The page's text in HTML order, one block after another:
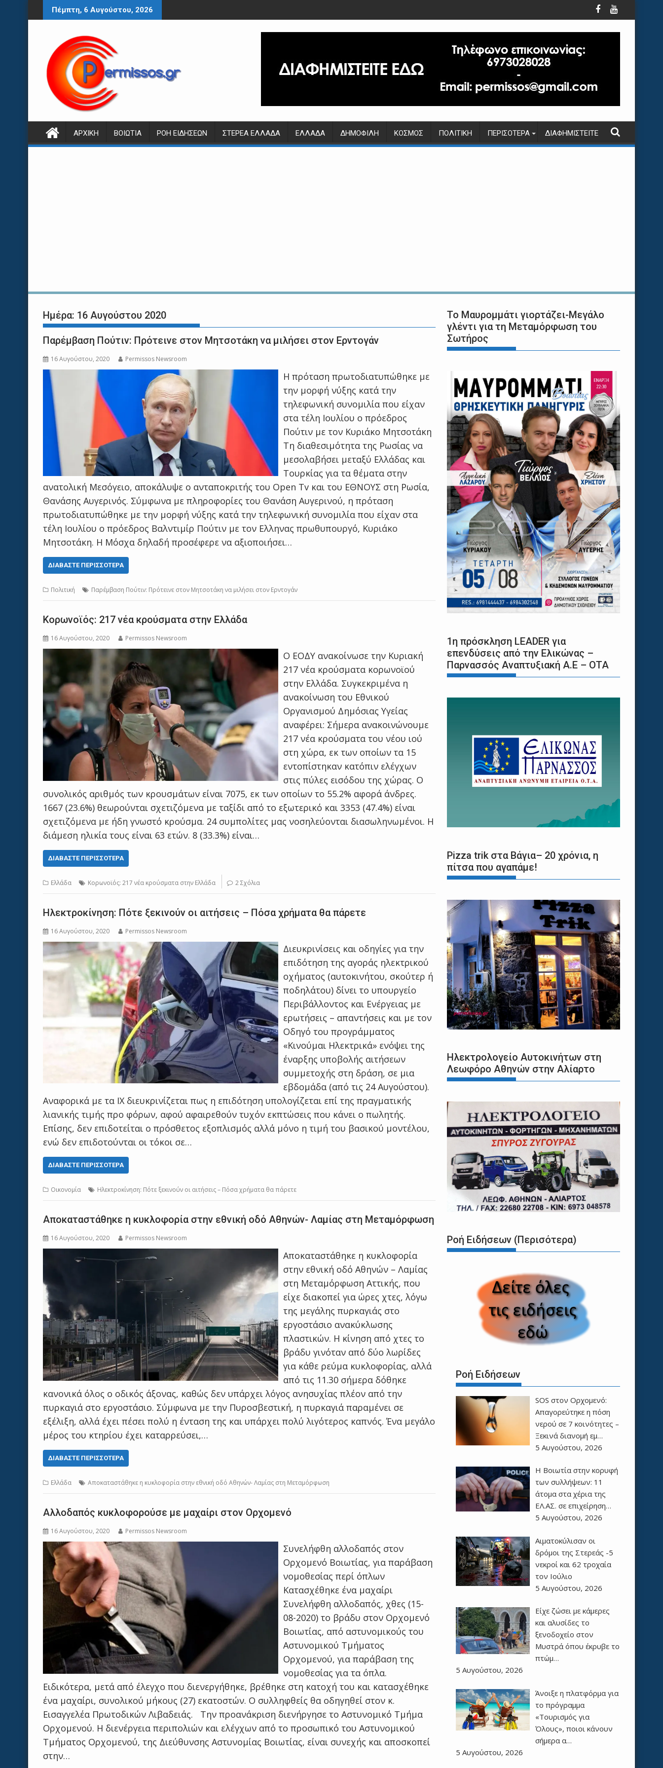
Περάστε
στο
Πέμπτη, 6 Αυγούστου, 2026
ΑΡΧΙΚΉ ΒΟΙΩΤΊΑ ΡΟΉ ΕΙΔΉΣΕΩΝ ΣΤΕΡΕΆ ΕΛΛΆΔΑ ΕΛΛΆΔΑ ΔΗΜΟΦΙΛΉ ΚΌΣΜΟΣ ΠΟΛΙΤΙΚΉ ΠΕΡΙΣΌΤΕΡΑ ΔΙΑΦΗΜΙΣΤΕΊΤΕ
Ημέρα: 16 Αυγούστου 2020
Παρέμβαση Πούτιν: Πρότεινε στον Μητσοτάκη να μιλήσει στον Ερντογάν
16 Αυγούστου, 2020 Permissos Newsroom
H πρόταση πρωτοδιατυπώθηκε με
την μορφή νύξης κατά την
τηλεφωνική συνομιλία που είχαν
στα τέλη Ιουλίου ο πρόεδρος
Πούτιν με τον Κυριάκο Μητσοτάκη
Τη διαθεσιμότητα της Ρωσίας να
μεσολαβήσει μεταξύ Ελλάδας και
Τουρκίας για τα θέματα στην
ανατολική Μεσόγειο, αποκάλυψε ο ανταποκριτής του Open Tv και του ΕΘΝΟΥΣ στη Ρωσία,
Θανάσης Αυγερινός. Σύμφωνα με πληροφορίες του Θανάση Αυγερινού, η πρόταση
πρωτοδιατυπώθηκε με την μορφή νύξης κατά την τηλεφωνική συνομιλία που είχαν στα
τέλη Ιουλίου ο πρόεδρος Βαλντιμίρ Πούτιν με τον Ελληνας πρωθυπουργό, Κυριάκο
Μητσοτάκη. Η Μόσχα δηλαδή προσέφερε να αξιοποιήσει…
ΔΙΑΒΆΣΤΕ ΠΕΡΙΣΣΌΤΕΡΑ
Πολιτική Παρέμβαση Πούτιν: Πρότεινε στον Μητσοτάκη να μιλήσει στον Ερντογάν
Κορωνοϊός: 217 νέα κρούσματα στην Ελλάδα
16 Αυγούστου, 2020 Permissos Newsroom
Ο ΕΟΔΥ ανακοίνωσε την Κυριακή
217 νέα κρούσματα κορωνοϊού
στην Ελλάδα. Συγκεκριμένα η
ανακοίνωση του Εθνικού
Οργανισμού Δημόσιας Υγείας
αναφέρει: Σήμερα ανακοινώνουμε
217 νέα κρούσματα του νέου ιού
στη χώρα, εκ των οποίων τα 15
εντοπίστηκαν κατόπιν ελέγχων
στις πύλες εισόδου της χώρας. Ο
συνολικός αριθμός των κρουσμάτων είναι 7075, εκ των οποίων το 55.2% αφορά άνδρες.
1667 (23.6%) θεωρούνται σχετιζόμενα με ταξίδι από το εξωτερικό και 3353 (47.4%) είναι
σχετιζόμενα με ήδη γνωστό κρούσμα. 24 συμπολίτες μας νοσηλεύονται διασωληνωμένοι. Η
διάμεση ηλικία τους είναι 63 ετών. 8 (33.3%) είναι…
ΔΙΑΒΆΣΤΕ ΠΕΡΙΣΣΌΤΕΡΑ
Ελλάδα Κορωνοϊός: 217 νέα κρούσματα στην Ελλάδα 2 Σχόλια
Ηλεκτροκίνηση: Πότε ξεκινούν οι αιτήσεις – Πόσα χρήματα θα πάρετε
16 Αυγούστου, 2020 Permissos Newsroom
Διευκρινίσεις και οδηγίες για την
επιδότηση της αγοράς ηλεκτρικού
οχήματος (αυτοκινήτου, σκούτερ ή
ποδηλάτου) δίνει το υπουργείο
Περιβάλλοντος και Ενέργειας με
ερωτήσεις – απαντήσεις και με τον
Οδηγό του προγράμματος
«Κινούμαι Ηλεκτρικά» ενόψει της
έναρξης υποβολής αιτήσεων
συμμετοχής στη δράση, σε μια
εβδομάδα (από τις 24 Αυγούστου).
Αναφορικά με τα ΙΧ διευκρινίζεται πως η επιδότηση υπολογίζεται επί της πραγματικής
λιανικής τιμής προ φόρων, αφού αφαιρεθούν τυχόν εκπτώσεις που κάνει ο πωλητής.
Επίσης, δεν επιδοτείται ο πρόσθετος εξοπλισμός αλλά μόνο η τιμή του βασικού μοντέλου,
ενώ δεν επιδοτούνται οι τόκοι σε…
ΔΙΑΒΆΣΤΕ ΠΕΡΙΣΣΌΤΕΡΑ
Οικονομία Ηλεκτροκίνηση: Πότε ξεκινούν οι αιτήσεις – Πόσα χρήματα θα πάρετε
Αποκαταστάθηκε η κυκλοφορία στην εθνική οδό Αθηνών- Λαμίας στη Μεταμόρφωση
16 Αυγούστου, 2020 Permissos Newsroom
Αποκαταστάθηκε η κυκλοφορία
στην εθνική οδό Αθηνών – Λαμίας
στη Μεταμόρφωση Αττικής, που
είχε διακοπεί για ώρες χτες, λόγω
της μεγάλης πυρκαγιάς στο
εργοστάσιο ανακύκλωσης
πλαστικών. Η κίνηση από χτες το
βράδυ γινόταν από δύο λωρίδες
για κάθε ρεύμα κυκλοφορίας, αλλά
από τις 11.30 σήμερα δόθηκε
κανονικά όλος ο οδικός άξονας, καθώς δεν υπάρχει λόγος ανησυχίας πλέον από την
πυρκαγιά στο εργοστάσιο. Σύμφωνα με την Πυροσβεστική, η πυρκαγιά παραμένει σε
εξέλιξη, αλλά έχει πέσει πολύ η ένταση της και υπάρχει πολύ λιγότερος καπνός. Ένα μεγάλο
μέρος του κτηρίου έχει καταρρεύσει,…
ΔΙΑΒΆΣΤΕ ΠΕΡΙΣΣΌΤΕΡΑ
Ελλάδα Αποκαταστάθηκε η κυκλοφορία στην εθνική οδό Αθηνών- Λαμίας στη Μεταμόρφωση
Aλλοδαπός κυκλοφορούσε με μαχαίρι στον Ορχομενό
16 Αυγούστου, 2020 Permissos Newsroom
Συνελήφθη αλλοδαπός στον
Ορχομενό Βοιωτίας, για παράβαση
νομοθεσίας περί όπλων
Κατασχέθηκε ένα μαχαίρι
Συνελήφθη αλλοδαπός, χθες (15-
08-2020) το βράδυ στον Ορχομενό
Βοιωτίας, από αστυνομικούς του
Αστυνομικού Τμήματος
Ορχομενού, για παράβαση της
νομοθεσίας για τα όπλα.
Ειδικότερα, μετά από έλεγχο που διενεργήθηκε, βρέθηκε στη κατοχή του και κατασχέθηκε
ένα μαχαίρι, συνολικού μήκους (27) εκατοστών. Ο συλληφθείς θα οδηγηθεί στον κ.
Εισαγγελέα Πρωτοδικών Λιβαδειάς. Την προανάκριση διενήργησε το Αστυνομικό Τμήμα
Ορχομενού. Η διενέργεια περιπολιών και ελέγχων από το προσωπικό του Αστυνομικού
Τμήματος Ορχομενού, της Διεύθυνσης Αστυνομίας Βοιωτίας, είναι συνεχής και αποσκοπεί
στην…
Το Μαυρομμάτι γιορτάζει-Μεγάλο
γλέντι για τη Μεταμόρφωση του
Σωτήρος
1η πρόσκληση LEADER για
επενδύσεις από την Ελικώνας –
Παρνασσός Αναπτυξιακή Α.Ε – ΟΤΑ
Pizza trik στα Βάγια– 20 χρόνια, η
πίτσα που αγαπάμε!
Ηλεκτρολογείο Αυτοκινήτων στη
Λεωφόρο Αθηνών στην Αλίαρτο
Ροή Ειδήσεων (Περισότερα)
Ροή Ειδήσεων
SOS στον Ορχομενό:
Απαγορεύτηκε η πόση
νερού σε 7 κοινότητες –
Ξεκινά διανομή εμ…
5 Αυγούστου, 2026
Η Βοιωτία στην κορυφή
των συλλήψεων: 11
άτομα στα χέρια της
ΕΛ.ΑΣ. σε επιχείρηση…
5 Αυγούστου, 2026
Αιματοκύλισαν οι
δρόμοι της Στερεάς -5
νεκροί και 62 τροχαία
τον Ιούλιο
5 Αυγούστου, 2026
Είχε ζώσει με κάμερες
και αλυσίδες το
ξενοδοχείο στον
Μυστρά όπου έκρυβε το
πτώμ…
5 Αυγούστου, 2026
Άνοιξε η πλατφόρμα για
το πρόγραμμα
«Τουρισμός για
Όλους», ποιοι κάνουν
σήμερα α…
5 Αυγούστου, 2026